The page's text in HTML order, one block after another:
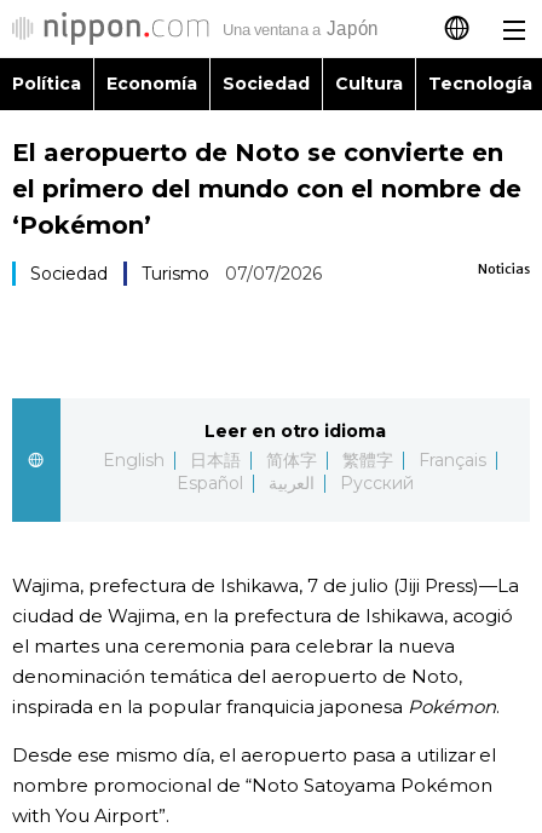
日本語
English
Русский
Política
Vida
Guía de Japón
Vídeos e imágenes
En profundidad
Política Economía Sociedad Cultura Tecnología
El aeropuerto de Noto se convierte en
el primero del mundo con el nombre de
‘Pokémon’
Noticias
Sociedad Turismo 07/07/2026
Leer en otro idioma
English
日本語 简体字 繁體字
Français
Español
العربية Русский
Wajima, prefectura de Ishikawa, 7 de julio (Jiji Press)—La
ciudad de Wajima, en la prefectura de Ishikawa, acogió
el martes una ceremonia para celebrar la nueva
denominación temática del aeropuerto de Noto,
inspirada en la popular franquicia japonesa Pokémon.
Desde ese mismo día, el aeropuerto pasa a utilizar el
nombre promocional de “Noto Satoyama Pokémon
with You Airport”.